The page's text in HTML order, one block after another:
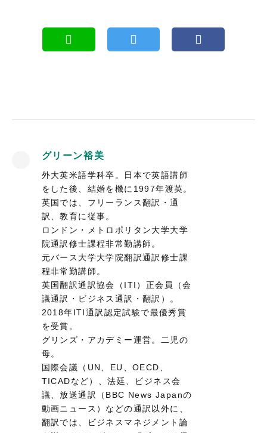
グリーン裕美
外大英米語学科卒。日本で英語講師
をした後、結婚を機に1997年渡英。
英国では、フリーランス翻訳・通
訳、教育に従事。
ロンドン・メトロポリタン大学大学
院通訳修士課程非常勤講師。
元バース大学大学院翻訳通訳修士課
程非常勤講師。
英国翻訳通訳協会（ITI）正会員（会
議通訳・ビジネス通訳・翻訳）。
2018年ITI通訳認定試験で最優秀賞
を受賞。
グリンズ・アカデミー運営。二児の
母。
国際会議（UN、EU、OECD、
TICADなど）、法廷、ビジネス会
議、放送通訳（BBC News Japanの
動画ニュース）などの通訳以外に、
翻訳では、ビジネスマネジメント論